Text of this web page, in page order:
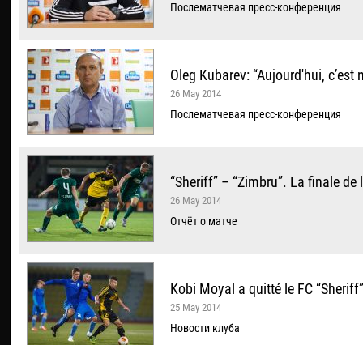
Послематчевая пресс-конференция
Oleg Kubarev: “Aujourd'hui, c’est
26 May 2014
Послематчевая пресс-конференция
“Sheriff” – “Zimbru”. La finale
26 May 2014
Отчёт о матче
Kobi Moyal a quitté le FC “Sheriff”
25 May 2014
Новости клуба